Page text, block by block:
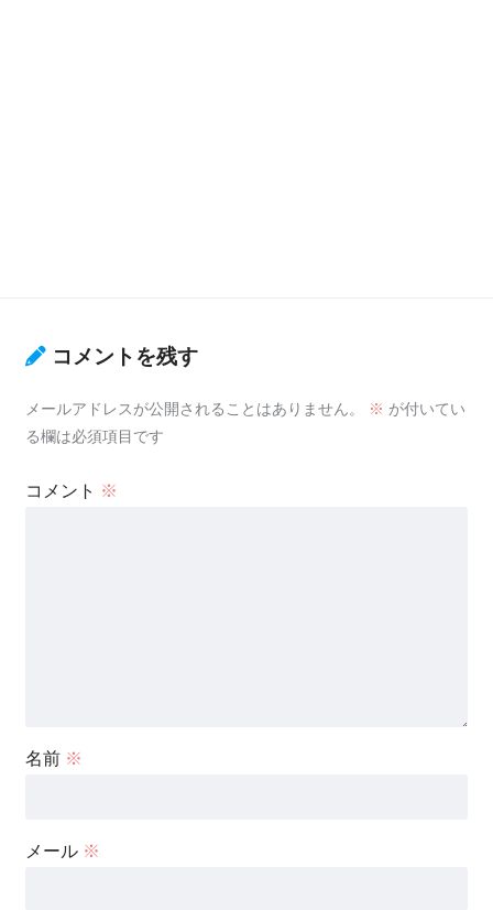
コメントを残す
メールアドレスが公開されることはありません。 ※ が付いてい
る欄は必須項目です
コメント ※
名前 ※
メール ※